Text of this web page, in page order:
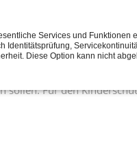
Probleme aufwirft.
der keine
ob sie der gültigen
zum Kinderschutz auch
sollen. Für den
Services und Funktionen
Identitätsprüfung,
Diese Option kann nicht